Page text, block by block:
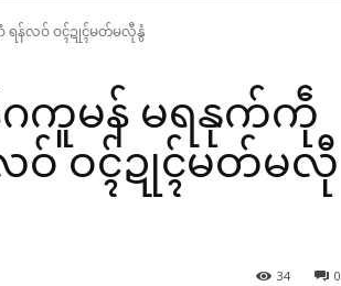
ရန်လဝ် ဝၚ်ဍုၚ်မတ်မလီုနွံ
ကူမန် မရနုက်ကဵု
ဝ် ဝၚ်ဍုၚ်မတ်မလီု
0
34